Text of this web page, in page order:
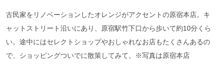
古民家をリノベーションしたオレンジがアクセントの原宿本店。キ
ャットストリート沿いにあり、原宿駅竹下口から歩いて約10分くら
い。途中にはセレクトショップやおしゃれなお店もたくさんあるの
で、ショッピングついでに散策してみて。※写真は原宿本店